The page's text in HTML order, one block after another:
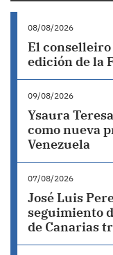
08/08/2026
El conselleiro
edición de la
09/08/2026
Ysaura
como nueva
Venezuela
07/08/2026
José Luis
seguimiento
de Canarias